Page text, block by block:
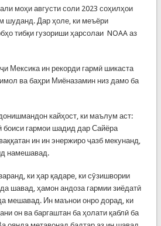
моҳи августи соли 2023 соҳилҳои
шуданд. Дар ҳоле, ки меъёри
тибқи гузориши ҳарсолаи NOAA аз
Мексика ин рекорди гармӣ шикаста
ва баҳри Миёназамин низ дамо ба
кайҳост, ки маълум аст:
боиси гармои шадид дар Сайёра
ин ин энержиро ҷазб мекунанд,
намешавад.
ки ҳар қадаре, ки сӯзишвории
шавад, ҳамон андоза гармии зиёдатӣ
мешавад. Ин маънои онро дорад, ки
он ва баргаштан ба ҳолати қаблӣ ба